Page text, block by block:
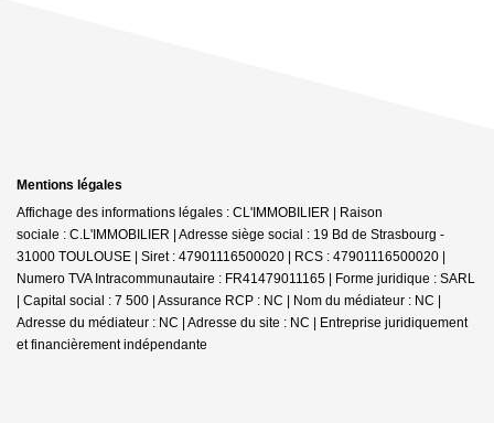
Mentions légales
Affichage des informations légales : CL'IMMOBILIER | Raison
sociale : C.L'IMMOBILIER | Adresse siège social : 19 Bd de Strasbourg -
31000 TOULOUSE | Siret : 47901116500020 | RCS : 47901116500020 |
Numero TVA Intracommunautaire : FR41479011165 | Forme juridique : SARL
| Capital social : 7 500 | Assurance RCP : NC | Nom du médiateur : NC |
Adresse du médiateur : NC | Adresse du site : NC | Entreprise juridiquement
et financièrement indépendante